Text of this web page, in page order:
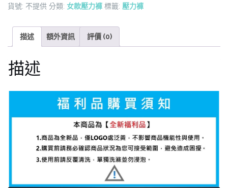
品-
3D
立
體
力
貨號: 不提供 分類: 女款壓力褲 標籤: 壓力褲
描述 額外資訊 評價 (0)
描述